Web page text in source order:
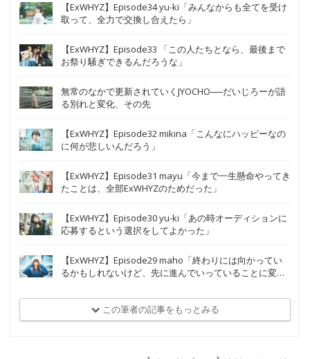
【ExWHYZ】Episode34 yu-ki「みんなからも全てを受け
取って、全力で交換し合えたら」
【ExWHYZ】Episode33 「この人たちとなら、最後まで
お祭り騒ぎできるんだろうな」
無常のなかで更新されていくJYOCHO──だいじろーが語
る別れと変化、その先
【ExWHYZ】Episode32 mikina「こんなにハッピーなの
に何が悲しいんだろう」
【ExWHYZ】Episode31 mayu「今まで一生懸命やってき
たことは、全部ExWHYZのためだった」
【ExWHYZ】Episode30 yu-ki「あの時オーディションに
応募するという選択をしてよかった」
【ExWHYZ】Episode29 maho「終わりには向かってい
るかもしれないけど、先に進んでいっていることに変わ
この筆者の記事をもっとみる